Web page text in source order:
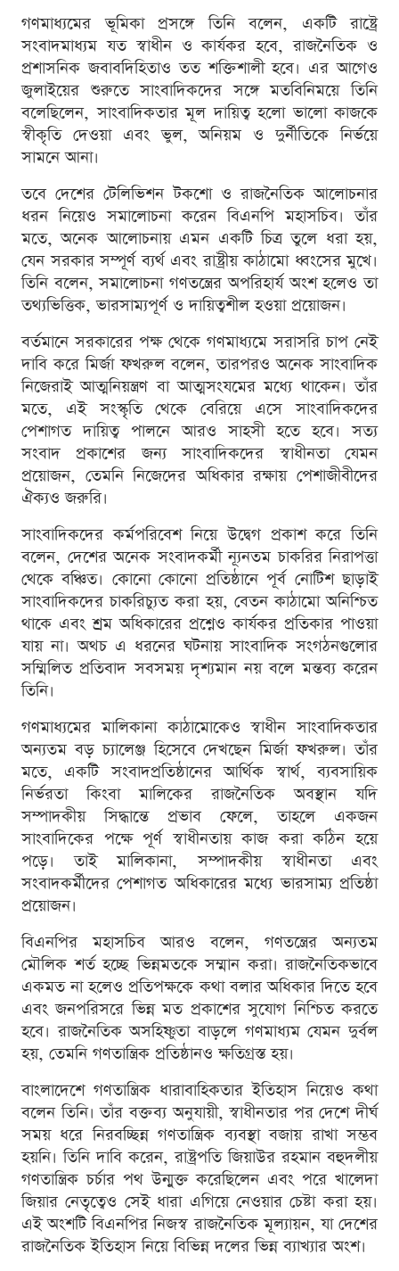
গণমাধ্যমের ভূমিকা প্রসঙ্গে তিনি বলেন, একটি রাষ্ট্রে
সংবাদমাধ্যম যত স্বাধীন ও কার্যকর হবে, রাজনৈতিক ও
প্রশাসনিক জবাবদিহিতাও তত শক্তিশালী হবে। এর আগেও
জুলাইয়ের শুরুতে সাংবাদিকদের সঙ্গে মতবিনিময়ে তিনি
বলেছিলেন, সাংবাদিকতার মূল দায়িত্ব হলো ভালো কাজকে
স্বীকৃতি দেওয়া এবং ভুল, অনিয়ম ও দুর্নীতিকে নির্ভয়ে
সামনে আনা।
তবে দেশের টেলিভিশন টকশো ও রাজনৈতিক আলোচনার
ধরন নিয়েও সমালোচনা করেন বিএনপি মহাসচিব। তাঁর
মতে, অনেক আলোচনায় এমন একটি চিত্র তুলে ধরা হয়,
যেন সরকার সম্পূর্ণ ব্যর্থ এবং রাষ্ট্রীয় কাঠামো ধ্বংসের মুখে।
তিনি বলেন, সমালোচনা গণতন্ত্রের অপরিহার্য অংশ হলেও তা
তথ্যভিত্তিক, ভারসাম্যপূর্ণ ও দায়িত্বশীল হওয়া প্রয়োজন।
বর্তমানে সরকারের পক্ষ থেকে গণমাধ্যমে সরাসরি চাপ নেই
দাবি করে মির্জা ফখরুল বলেন, তারপরও অনেক সাংবাদিক
নিজেরাই আত্মনিয়ন্ত্রণ বা আত্মসংযমের মধ্যে থাকেন। তাঁর
মতে, এই সংস্কৃতি থেকে বেরিয়ে এসে সাংবাদিকদের
পেশাগত দায়িত্ব পালনে আরও সাহসী হতে হবে। সত্য
সংবাদ প্রকাশের জন্য সাংবাদিকদের স্বাধীনতা যেমন
প্রয়োজন, তেমনি নিজেদের অধিকার রক্ষায় পেশাজীবীদের
ঐক্যও জরুরি।
সাংবাদিকদের কর্মপরিবেশ নিয়ে উদ্বেগ প্রকাশ করে তিনি
বলেন, দেশের অনেক সংবাদকর্মী ন্যূনতম চাকরির নিরাপত্তা
থেকে বঞ্চিত। কোনো কোনো প্রতিষ্ঠানে পূর্ব নোটিশ ছাড়াই
সাংবাদিকদের চাকরিচ্যুত করা হয়, বেতন কাঠামো অনিশ্চিত
থাকে এবং শ্রম অধিকারের প্রশ্নেও কার্যকর প্রতিকার পাওয়া
যায় না। অথচ এ ধরনের ঘটনায় সাংবাদিক সংগঠনগুলোর
সম্মিলিত প্রতিবাদ সবসময় দৃশ্যমান নয় বলে মন্তব্য করেন
তিনি।
গণমাধ্যমের মালিকানা কাঠামোকেও স্বাধীন সাংবাদিকতার
অন্যতম বড় চ্যালেঞ্জ হিসেবে দেখছেন মির্জা ফখরুল। তাঁর
মতে, একটি সংবাদপ্রতিষ্ঠানের আর্থিক স্বার্থ, ব্যবসায়িক
নির্ভরতা কিংবা মালিকের রাজনৈতিক অবস্থান যদি
সম্পাদকীয় সিদ্ধান্তে প্রভাব ফেলে, তাহলে একজন
সাংবাদিকের পক্ষে পূর্ণ স্বাধীনতায় কাজ করা কঠিন হয়ে
পড়ে। তাই মালিকানা, সম্পাদকীয় স্বাধীনতা এবং
সংবাদকর্মীদের পেশাগত অধিকারের মধ্যে ভারসাম্য প্রতিষ্ঠা
প্রয়োজন।
বিএনপির মহাসচিব আরও বলেন, গণতন্ত্রের অন্যতম
মৌলিক শর্ত হচ্ছে ভিন্নমতকে সম্মান করা। রাজনৈতিকভাবে
একমত না হলেও প্রতিপক্ষকে কথা বলার অধিকার দিতে হবে
এবং জনপরিসরে ভিন্ন মত প্রকাশের সুযোগ নিশ্চিত করতে
হবে। রাজনৈতিক অসহিষ্ণুতা বাড়লে গণমাধ্যম যেমন দুর্বল
হয়, তেমনি গণতান্ত্রিক প্রতিষ্ঠানও ক্ষতিগ্রস্ত হয়।
বাংলাদেশে গণতান্ত্রিক ধারাবাহিকতার ইতিহাস নিয়েও কথা
বলেন তিনি। তাঁর বক্তব্য অনুযায়ী, স্বাধীনতার পর দেশে দীর্ঘ
সময় ধরে নিরবচ্ছিন্ন গণতান্ত্রিক ব্যবস্থা বজায় রাখা সম্ভব
হয়নি। তিনি দাবি করেন, রাষ্ট্রপতি জিয়াউর রহমান বহুদলীয়
গণতান্ত্রিক চর্চার পথ উন্মুক্ত করেছিলেন এবং পরে খালেদা
জিয়ার নেতৃত্বেও সেই ধারা এগিয়ে নেওয়ার চেষ্টা করা হয়।
এই অংশটি বিএনপির নিজস্ব রাজনৈতিক মূল্যায়ন, যা দেশের
রাজনৈতিক ইতিহাস নিয়ে বিভিন্ন দলের ভিন্ন ব্যাখ্যার অংশ।